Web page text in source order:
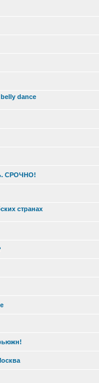
dance
СРОЧНО!
странах